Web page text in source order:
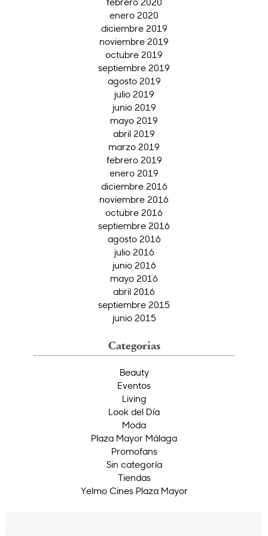
enero 2020
diciembre 2019
noviembre 2019
octubre 2019
septiembre 2019
agosto 2019
julio 2019
junio 2019
mayo 2019
abril 2019
marzo 2019
febrero 2019
enero 2019
diciembre 2016
noviembre 2016
octubre 2016
septiembre 2016
agosto 2016
julio 2016
junio 2016
mayo 2016
abril 2016
septiembre 2015
junio 2015
Categorías
Beauty
Eventos
Living
Look del Día
Moda
Plaza Mayor Málaga
Promofans
Sin categoría
Tiendas
Yelmo Cines Plaza Mayor